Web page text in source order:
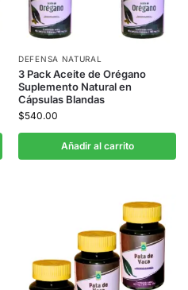
DEFENSA NATURAL
3 Pack Aceite de Orégano
Suplemento Natural en
Cápsulas Blandas
$540.00
Añadir al carrito